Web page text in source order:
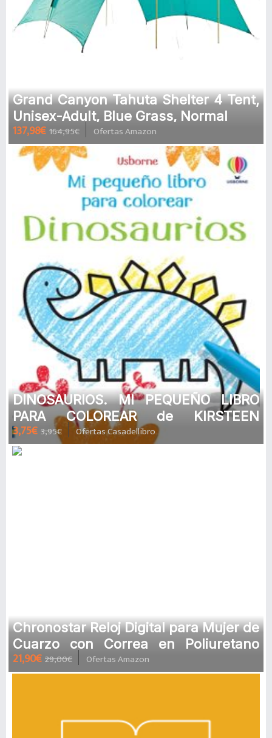
Grand Canyon Tahuta Shelter 4 Tent,
Unisex-Adult, Blue Grass, Normal
137,98€ 164,95€ Ofertas Amazon
DINOSAURIOS. MI PEQUEÑO LIBRO
PARA COLOREAR de KIRSTEEN
ROBSON
3,75€ 3,95€ Ofertas Casadellibro
Chronostar Reloj Digital para Mujer de
Cuarzo con Correa en Poliuretano
R3751150503
21,90€ 29,00€ Ofertas Amazon